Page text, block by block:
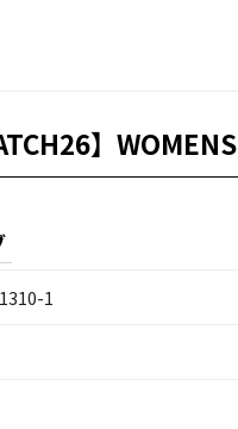
】WOMENS
1